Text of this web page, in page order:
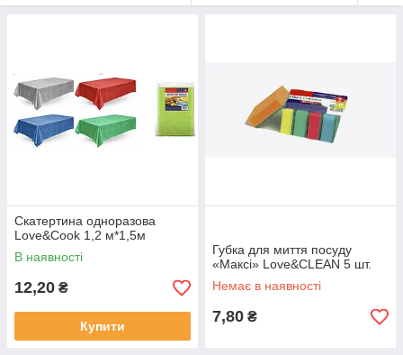
Скатертина одноразова
Love&Cook 1,2 м*1,5м
В наявності
12,20 ₴
Купити
Губка для миття посуду
«Максі» Love&CLEAN 5 шт.
Немає в наявності
7,80 ₴